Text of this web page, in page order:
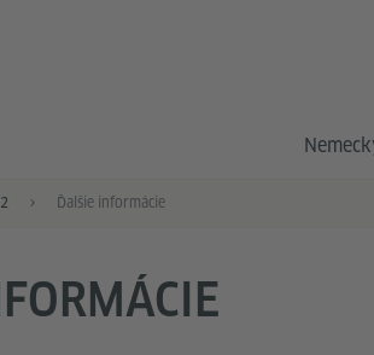
Ďalšie informácie